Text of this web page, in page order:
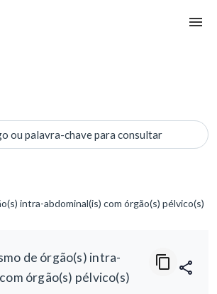
ou palavra-chave para consultar
intra-abdominal(is) com órgão(s) pélvico(s)
de órgão(s) intra-
órgão(s) pélvico(s)